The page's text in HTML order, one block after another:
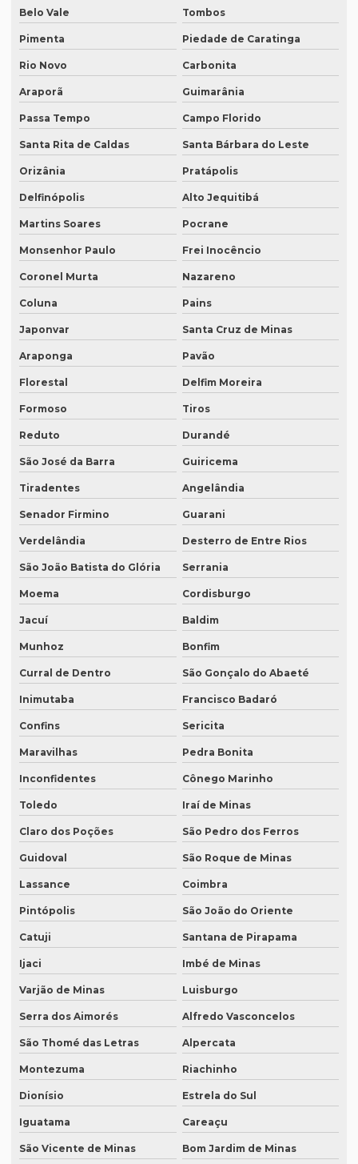
Quanto custa tradução juramentada espanhol
Quanto custa tradução juramentada ingles
Quanto custa tradução para o inglês
Quanto custa a tradução de um manual técnico?
Quanto custa traduzir para alemão
Quanto custa traduzir documentos
Quanto custa traduzir um livro
Quanto custa um tradutor juramentado
Quanto custa uma tradução juramentada
Quanto custa uma tradução juramentada em francês
Quanto custa uma tradução juramentada em italiano
Quem faz tradução de artigos científicos
Quem faz tradução juramentada em mg
Quem faz transcrição de áudio em portugues
Rádios para tradução simultânea
Revisão de artigos científicos
Revisão gramatical profissional
Revisão em ingles
Revisão em ingles tradução
Revisão de manuscritos literários
Revisão de teses e dissertações
Revisão de texto acadêmico preço
Revisão de texto em inglês preço
Revisão de textos em árabe
Revisão de textos em coreano
Revisão de textos em espanhol
Revisão de textos em francês
Revisão de textos em inglês
Revisão de textos em japonês
Revisão de textos jurídicos
Revisão de textos em mandarim
Revisão de textos em português
Revisão de trabalhos acadêmicos
Serviço de degravação de audio
Serviço de degravação de áudio em texto
Belo Vale Tombos
Pimenta Piedade de Caratinga
Rio Novo Carbonita
Araporã Guimarânia
Passa Tempo Campo Florido
Santa Rita de Caldas Santa Bárbara do Leste
Orizânia Pratápolis
Delfinópolis Alto Jequitibá
Martins Soares Pocrane
Monsenhor Paulo Frei Inocêncio
Coronel Murta Nazareno
Coluna Pains
Japonvar Santa Cruz de Minas
Araponga Pavão
Florestal Delfim Moreira
Formoso Tiros
Reduto Durandé
São José da Barra Guiricema
Tiradentes Angelândia
Senador Firmino Guarani
Verdelândia Desterro de Entre Rios
São João Batista do Glória Serrania
Moema Cordisburgo
Jacuí Baldim
Munhoz Bonfim
Curral de Dentro São Gonçalo do Abaeté
Inimutaba Francisco Badaró
Confins Sericita
Maravilhas Pedra Bonita
Inconfidentes Cônego Marinho
Toledo Iraí de Minas
Claro dos Poções São Pedro dos Ferros
Guidoval São Roque de Minas
Lassance Coimbra
Pintópolis São João do Oriente
Catuji Santana de Pirapama
Ijaci Imbé de Minas
Varjão de Minas Luisburgo
Serra dos Aimorés Alfredo Vasconcelos
São Thomé das Letras Alpercata
Montezuma Riachinho
Dionísio Estrela do Sul
Iguatama Careaçu
São Vicente de Minas Bom Jardim de Minas